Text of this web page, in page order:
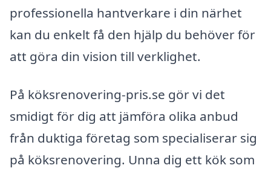
professionella hantverkare i din närhet
kan du enkelt få den hjälp du behöver för
att göra din vision till verklighet.
På köksrenovering-pris.se gör vi det
smidigt för dig att jämföra olika anbud
från duktiga företag som specialiserar sig
på köksrenovering. Unna dig ett kök som